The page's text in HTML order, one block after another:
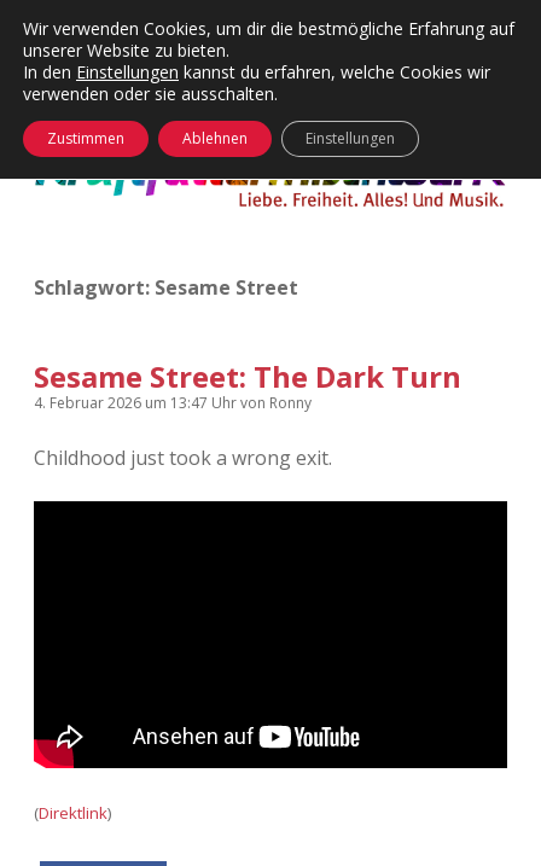
Kategorien
Menü
24 Hours Chilling
Die Wende
KFMW-Disco
Kopfkinomusik
Nur mal so
KFMW-Disco
Dates
Contact
Menü
öffnen
Adventskalender 2010
Adventskalender 2011
Adventskalender 2016
instagramsoundcloud
öffnen
Schlagwort: Sesame Street
Sesame Street: The Dark Turn
4. Februar 2026 um 13:47 Uhrvon Ronny
Childhood just took a wrong exit.
(Direktlink)
Wir verwenden Cookies, um dir die bestmögliche Erfahrung auf
unserer Website zu bieten.
In den Einstellungen kannst du erfahren, welche Cookies wir
verwenden oder sie ausschalten.
Zustimmen Ablehnen Einstellungen